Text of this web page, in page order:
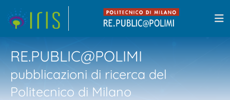
RE.PUBLIC@POLIMI
pubblicazioni di ricerca del
Politecnico di Milano